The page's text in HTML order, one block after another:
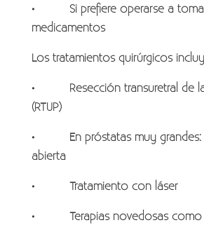
• Si prefiere operarse a
medicamentos
Los tratamientos quirúrgicos
• Resección transuretral de
(RTUP)
• En próstatas muy grandes:
abierta
• Tratamiento con láser
• Terapias novedosas como